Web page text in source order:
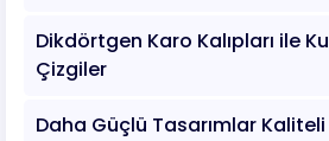
Dikdörtgen Karo Kalıpları ile
Çizgiler
Daha Güçlü Tasarımlar